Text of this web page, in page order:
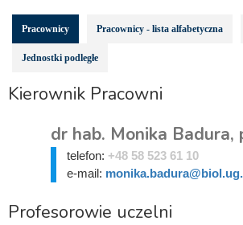
Pracownicy Pracownicy - lista alfabetyczna
Jednostki podległe
Kierownik Pracowni
dr hab. Monika Badura,
telefon: +48 58 523 61 10
e-mail:
Profesorowie uczelni